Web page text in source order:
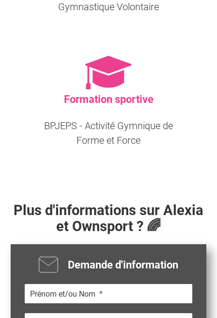
Gymnastique Volontaire
Formation sportive
BPJEPS - Activité Gymnique de
Forme et Force
Plus d'informations sur Alexia
et Ownsport ? 🌈
Demande d'information